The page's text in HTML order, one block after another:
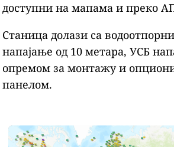
доступни на мапама и преко
Станица долази са
напајање од 10 метара, УСБ
опремом за монтажу и
панелом.